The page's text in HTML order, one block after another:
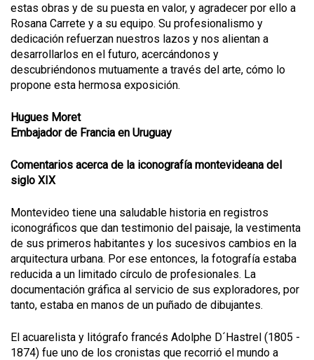
estas obras y de su puesta en valor, y agradecer por ello a
Rosana Carrete y a su equipo. Su profesionalismo y
dedicación refuerzan nuestros lazos y nos alientan a
desarrollarlos en el futuro, acercándonos y
descubriéndonos mutuamente a través del arte, cómo lo
propone esta hermosa exposición.
Hugues Moret
Embajador de Francia en Uruguay
Comentarios acerca de la iconografía montevideana del
siglo XIX
Montevideo tiene una saludable historia en registros
iconográficos que dan testimonio del paisaje, la vestimenta
de sus primeros habitantes y los sucesivos cambios en la
arquitectura urbana. Por ese entonces, la fotografía estaba
reducida a un limitado círculo de profesionales. La
documentación gráfica al servicio de sus exploradores, por
tanto, estaba en manos de un puñado de dibujantes.
El acuarelista y litógrafo francés Adolphe D´Hastrel (1805 -
1874) fue uno de los cronistas que recorrió el mundo a